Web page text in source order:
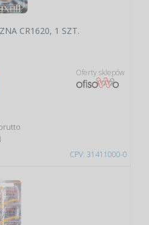
CPV: 31411000-0
CR1620, 1 SZT.
Oferty sklepów